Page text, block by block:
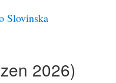
Slovinska
2026)